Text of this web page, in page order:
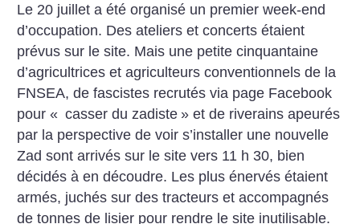
Le 20 juillet a été organisé un premier week-end
d’occupation. Des ateliers et concerts étaient
prévus sur le site. Mais une petite cinquantaine
d’agricultrices et agriculteurs conventionnels de la
FNSEA, de fascistes recrutés via page Facebook
pour « casser du zadiste » et de riverains apeurés
par la perspective de voir s’installer une nouvelle
Zad sont arrivés sur le site vers 11 h 30, bien
décidés à en découdre. Les plus énervés étaient
armés, juchés sur des tracteurs et accompagnés
de tonnes de lisier pour rendre le site inutilisable.